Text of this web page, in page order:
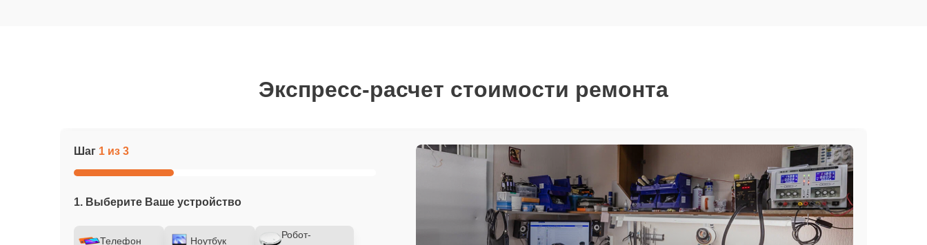
Экспресс-расчет стоимости ремонта
Шаг 1 из 3
1. Выберите Ваше устройство
Телефон Ноутбук
Робот-